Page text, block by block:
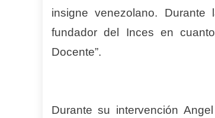
insigne venezolano.
fundador del Inces en
Docente”.
Durante su intervención